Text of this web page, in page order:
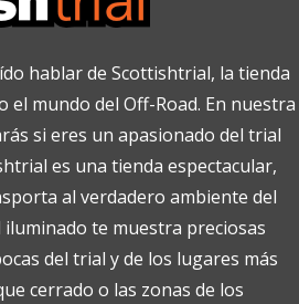
hablar de Scottishtrial, la tienda
el mundo del Off-Road. En nuestra
si eres un apasionado del trial
es una tienda espectacular,
al verdadero ambiente del
te muestra preciosas
del trial y de los lugares más
cerrado o las zonas de los